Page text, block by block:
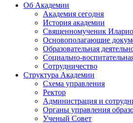
Об Академии
Академия сегодня
История академии
Священномученик
Основополагающие
Образовательная
Социально-
Сотрудничество
Структура Академии
Схема управления
Ректор
Администрация и
Органы управления
Ученый Совет